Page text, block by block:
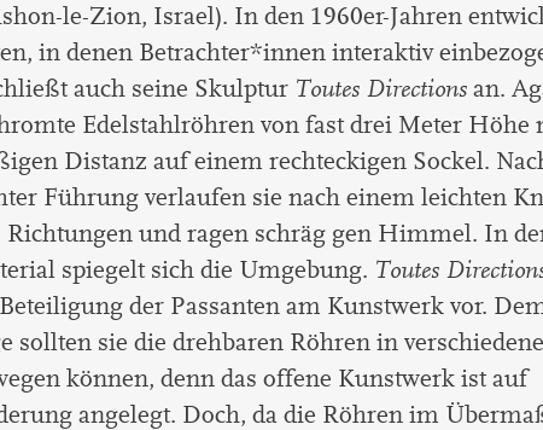
le-Zion, Israel). In den 1960er-Jahren
in denen Betrachter*innen interaktiv
auch seine Skulptur Toutes Directions an.
Edelstahlröhren von fast drei Meter Höhe
Distanz auf einem rechteckigen Sockel.
Führung verlaufen sie nach einem leichten
Richtungen und ragen schräg gen Himmel. In
spiegelt sich die Umgebung. Toutes
der Passanten am Kunstwerk vor.
sollten sie die drehbaren Röhren in verschiedene
können, denn das offene Kunstwerk ist auf
angelegt. Doch, da die Röhren im